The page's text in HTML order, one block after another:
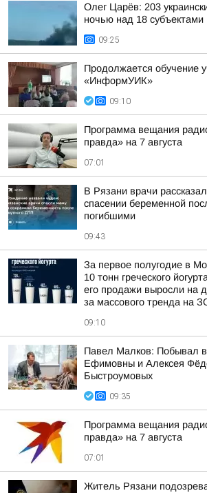
Олег Царёв: 203
ночью над 18
09:25
Продолжается обучение
«ИнформУИК»
09:10
Программа вещания
правда» на 7 августа
07:01
В Рязани врачи
спасении беременной
погибшими
09:43
За первое полугодие в
10 тонн греческого
его продажи выросли на
за массового тренда на
09:10
Павел Малков: Побывал в
Ефимовны и Алексея
Быстроумовых
09:35
Программа вещания
правда» на 7 августа
07:01
Житель Рязани